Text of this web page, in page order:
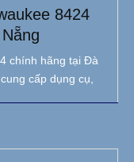
8424
chính hãng tại Đà
cấp dụng cụ,